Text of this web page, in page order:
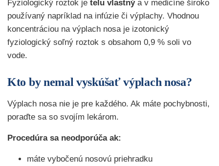
Fyziologický roztok je telu vlastnýa v medicíne široko
používaný napríklad na infúzie či výplachy. Vhodnou
koncentráciou na výplach nosa je izotonický
fyziologický soľný roztok s obsahom 0,9 % soli vo
vode.
Kto by nemal vyskúšať výplach nosa?
Výplach nosa nie je pre každého. Ak máte pochybnosti,
poraďte sa so svojím lekárom.
Procedúra sa neodporúča ak:
máte vybočenú nosovú priehradku